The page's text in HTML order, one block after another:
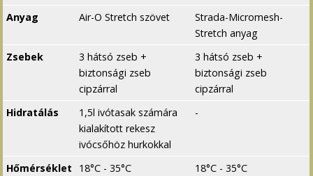
Anyag
Air-O Stretch szövet
Strada-Micromesh-
Stretch anyag
Zsebek
3 hátsó zseb +
biztonsági zseb
cipzárral
3 hátsó zseb +
biztonsági zseb
cipzárral
Hidratálás
1,5l ivótasak számára
kialakított rekesz
ivócsőhöz hurkokkal
-
Hőmérséklet
18°C - 35°C 18°C - 35°C